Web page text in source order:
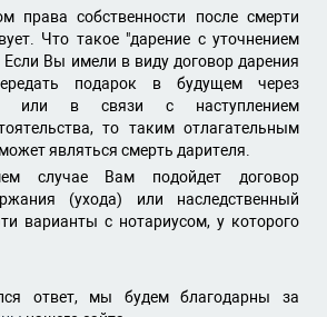
права собственности после смерти
Что такое "дарение с уточнением
Вы имели в виду договор дарения
подарок в будущем через
или в связи с наступлением
то таким отлагательным
являться смерть дарителя.
случае Вам подойдет договор
(ухода) или наследственный
варианты с нотариусом, у которого
ответ, мы будем благодарны за